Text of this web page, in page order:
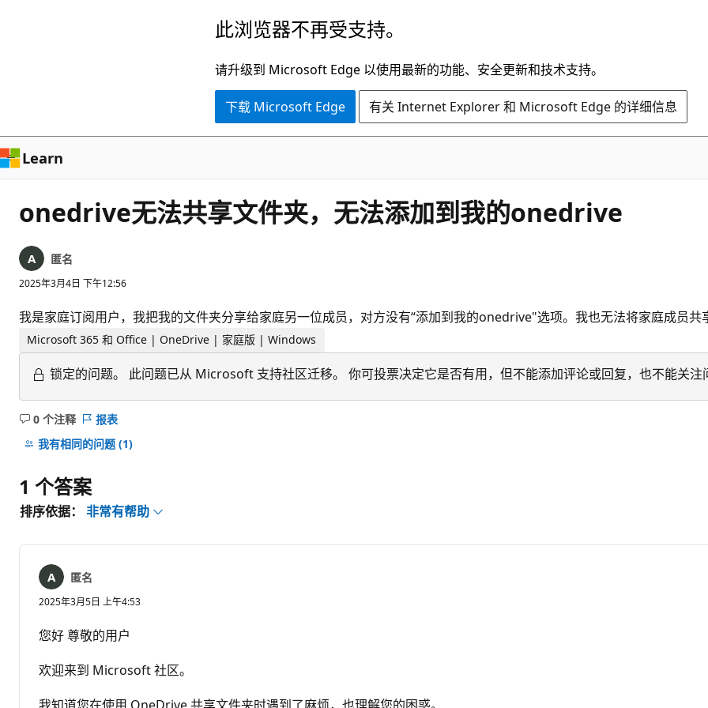
容
此浏览器不再受支持。
请升级到 Microsoft Edge 以使用最新的功能、安全更新和技术支持。
下载 Microsoft Edge 有关 Internet Explorer 和 Microsoft Edge 的详细信息
Learn
onedrive无法共享文件夹，无法添加到我的onedrive
匿名
2025年3月4日 下午12:56
我是家庭订阅用户，我把我的文件夹分享给家庭另一位成员，对方没有“添加到我的onedrive"选项。我也无法将家庭成员
Microsoft 365 和 Office | OneDrive | 家庭版 | Windows
锁定的问题。 此问题已从 Microsoft 支持社区迁移。 你可投票决定它是否有用，但不能添加评论或回复，也不能关注
0 个注释
无
注
报表
我有相同的问题 (1)
1 个答案
排序依据： 非常有帮助
匿名
2025年3月5日 上午4:53
您好 尊敬的用户
欢迎来到 Microsoft 社区。